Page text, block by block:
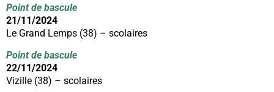
Point de bascule
21/11/2024
Le Grand Lemps (38) – scolaires
Point de bascule
22/11/2024
Vizille (38) – scolaires